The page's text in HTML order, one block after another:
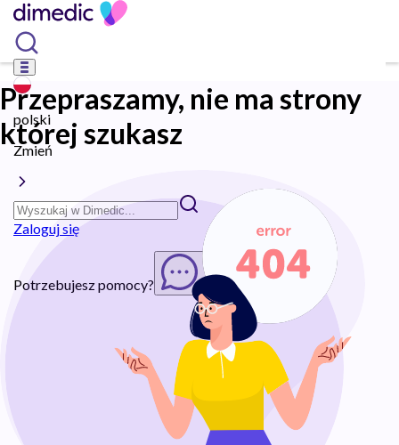
polski
Zmień
Zaloguj się
Potrzebujesz pomocy? Rozpocznij chat
Przepraszamy, nie ma strony
której szukasz